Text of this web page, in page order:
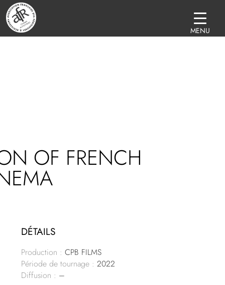
OF FRENCH
DÉTAILS
Production : CPB FILMS
Période de tournage : 2022
Diffusion : –
MENU